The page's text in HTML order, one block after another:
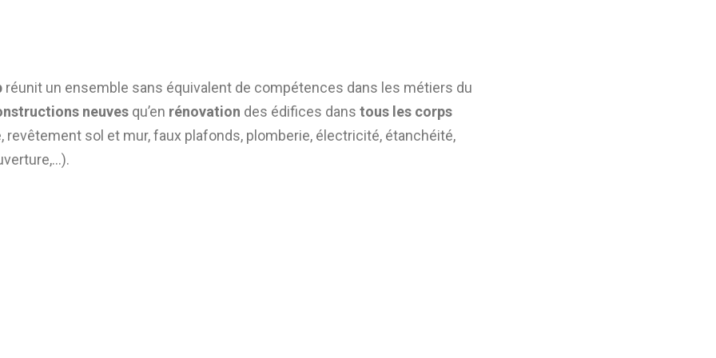
réunit un ensemble sans équivalent de compétences dans les métiers du
neuves qu’en rénovation des édifices dans tous les corps
revêtement sol et mur, faux plafonds, plomberie, électricité, étanchéité,